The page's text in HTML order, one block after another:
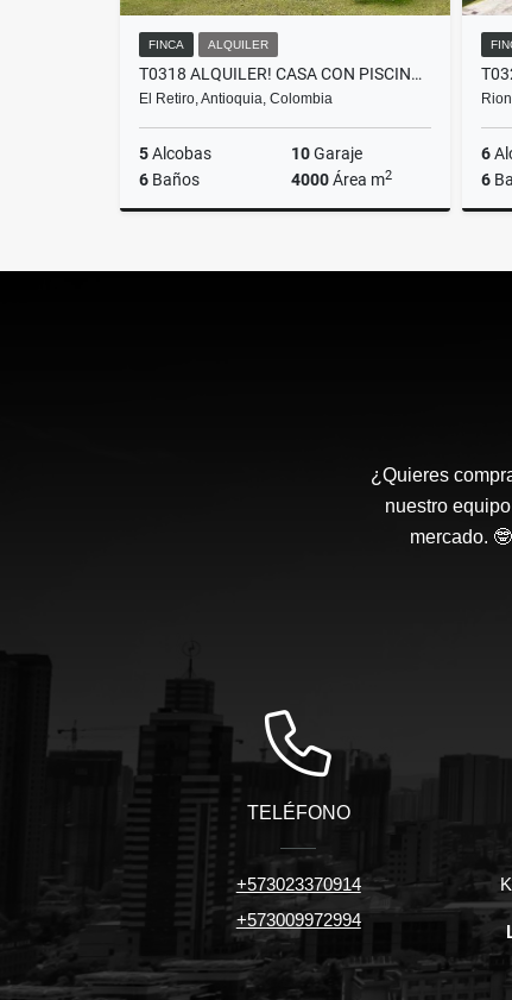
FINCA ALQUILER
T0318 ALQUILER! CASA CON PISCINA Y JACUZZI, EXCELENTE SECTOR EL RETIRO
El Retiro, Antioquia, Colombia
5Alcobas 10Garaje
6 Baños 4000Área m2
$20.000.000
6
6
¿Quieres
nuestro
mercado.
TELÉFONO
+573023370914
+573009972994